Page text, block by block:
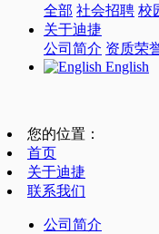
全部 社会招聘 校
关于迪捷
公司简介 资质荣
English
您的位置：
首页
关于迪捷
联系我们
公司简介